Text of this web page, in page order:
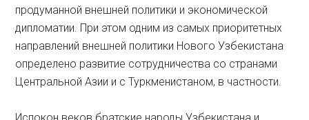
продуманной внешней политики и экономической
дипломатии. При этом одним из самых приоритетных
направлений внешней политики Нового Узбекистана
определено развитие сотрудничества со странами
Центральной Азии и с Туркменистаном, в частности.